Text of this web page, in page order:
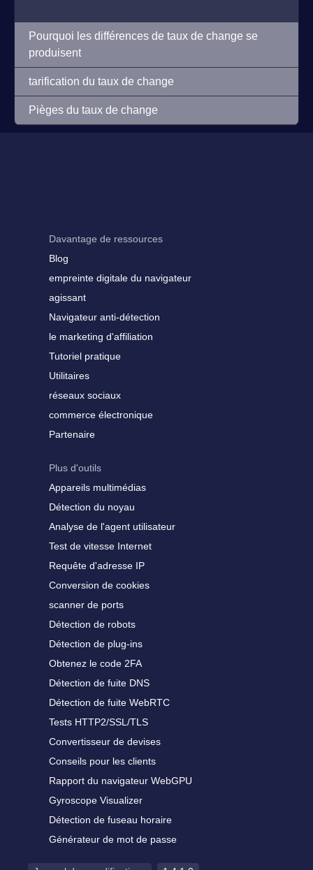
Pourquoi les différences de taux de change se
produisent
tarification du taux de change
Pièges du taux de change
Davantage de ressources
Blog
empreinte digitale du navigateur
agissant
Navigateur anti-détection
le marketing d'affiliation
Tutoriel pratique
Utilitaires
réseaux sociaux
commerce électronique
Partenaire
Plus d'outils
Appareils multimédias
Détection du noyau
Analyse de l'agent utilisateur
Test de vitesse Internet
Requête d'adresse IP
Conversion de cookies
scanner de ports
Détection de robots
Détection de plug-ins
Obtenez le code 2FA
Détection de fuite DNS
Détection de fuite WebRTC
Tests HTTP2/SSL/TLS
Convertisseur de devises
Conseils pour les clients
Rapport du navigateur WebGPU
Gyroscope Visualizer
Détection de fuseau horaire
Générateur de mot de passe